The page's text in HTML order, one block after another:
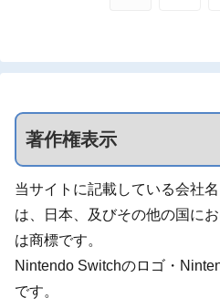
著作権表示
当サイトに記載している会社
は、日本、及びその他の国に
は商標です。
Nintendo Switchのロゴ・
です。